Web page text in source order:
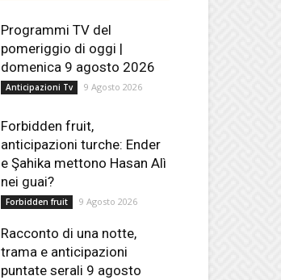
Programmi TV del
pomeriggio di oggi |
domenica 9 agosto 2026
Anticipazioni Tv 9 Agosto 2026
Forbidden fruit,
anticipazioni turche: Ender
e Şahika mettono Hasan Alì
nei guai?
Forbidden fruit 9 Agosto 2026
Racconto di una notte,
trama e anticipazioni
puntate serali 9 agosto